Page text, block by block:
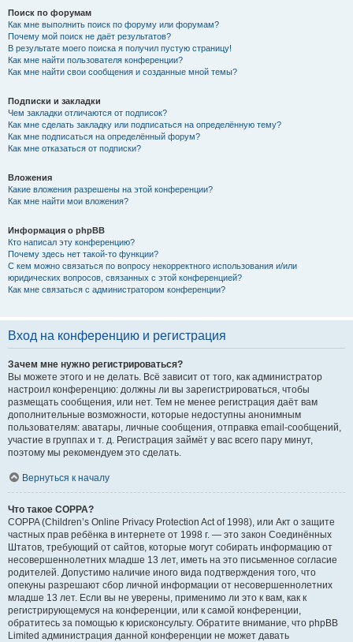
Поиск по форумам
Как мне выполнить поиск по форуму или форумам?
Почему мой поиск не даёт результатов?
В результате моего поиска я получил пустую страницу!
Как мне найти пользователя конференции?
Как мне найти свои сообщения и созданные мной темы?
Подписки и закладки
Чем закладки отличаются от подписок?
Как мне сделать закладку или подписаться на определённую тему?
Как мне подписаться на определённый форум?
Как мне отказаться от подписки?
Вложения
Какие вложения разрешены на этой конференции?
Как мне найти мои вложения?
Информация о phpBB
Кто написал эту конференцию?
Почему здесь нет такой-то функции?
С кем можно связаться по вопросу некорректного использования и/или
юридических вопросов, связанных с этой конференцией?
Как мне связаться с администратором конференции?
Вход на конференцию и регистрация
Зачем мне нужно регистрироваться?
Вы можете этого и не делать. Всё зависит от того, как администратор
настроил конференцию: должны ли вы зарегистрироваться, чтобы
размещать сообщения, или нет. Тем не менее регистрация даёт вам
дополнительные возможности, которые недоступны анонимным
пользователям: аватары, личные сообщения, отправка email-сообщений,
участие в группах и т. д. Регистрация займёт у вас всего пару минут,
поэтому мы рекомендуем это сделать.
Вернуться к началу
Что такое COPPA?
COPPA (Children’s Online Privacy Protection Act of 1998), или Акт о защите
частных прав ребёнка в интернете от 1998 г. — это закон Соединённых
Штатов, требующий от сайтов, которые могут собирать информацию от
несовершеннолетних младше 13 лет, иметь на это письменное согласие
родителей. Допустимо наличие иного вида подтверждения того, что
опекуны разрешают сбор личной информации от несовершеннолетних
младше 13 лет. Если вы не уверены, применимо ли это к вам, как к
регистрирующемуся на конференции, или к самой конференции,
обратитесь за помощью к юрисконсульту. Обратите внимание, что phpBB
Limited администрация данной конференции не может давать